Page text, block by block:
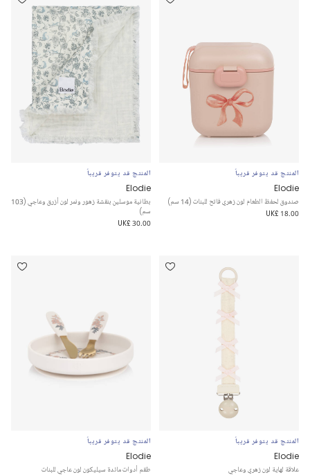
المنتج قد يتوفر قريباً
Elodie
صندوق لحفظ الطعام لون زهري فاتح للبنات (14 سم)
UK£ 18.00
المنتج قد يتوفر قريباً
Elodie
بطانية موسلين بنقشة زهور ونمر لون أزرق وعاجي (103
سم)
UK£ 30.00
المنتج قد يتوفر قريباً
Elodie
علاقة لهاية لون زهري وعاجي
المنتج قد يتوفر قريباً
Elodie
طقم أدوات مائدة سيليكون لون عاجي للبنات